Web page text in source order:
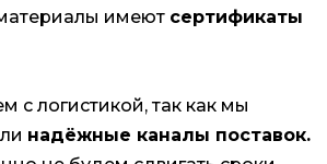
имеют сертификаты
с логистикой, так как мы
надёжные каналы поставок.